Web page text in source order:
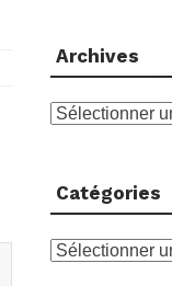
Archives
Archives
Catégories
Catégories